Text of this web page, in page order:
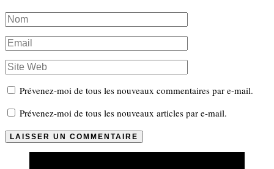
Prévenez-moi de tous les nouveaux commentaires par e-mail.
Prévenez-moi de tous les nouveaux articles par e-mail.